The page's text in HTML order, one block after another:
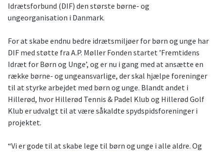
Idrætsforbund (DIF) den største børne- og
ungeorganisation i Danmark.
For at skabe endnu bedre idrætsmiljøer for børn og unge har
DIF med støtte fra A.P. Møller Fonden startet ’Fremtidens
Idræt for Børn og Unge’, og er nu i gang med at ansætte en
række børne- og ungeansvarlige, der skal hjælpe foreninger
til at styrke arbejdet med børn og unge. Blandt andet i
Hillerød, hvor Hillerød Tennis & Padel Klub og Hillerød Golf
Klub er udvalgt til at være såkaldte spydspidsforeninger i
projektet.
“Vi er gode til at skabe lege til børn og unge i alle aldre. Og